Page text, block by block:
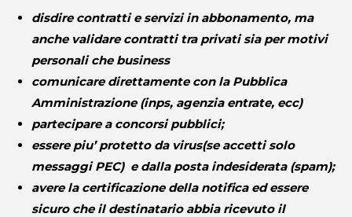
disdire contratti e servizi in abbonamento, ma
anche validare contratti tra privati sia per motivi
personali che business
comunicare direttamente con la Pubblica
Amministrazione (inps, agenzia entrate, ecc)
partecipare a concorsi pubblici;
essere piu’ protetto da virus(se accetti solo
messaggi PEC) e dalla posta indesiderata (spam);
avere la certificazione della notifica ed essere
sicuro che il destinatario abbia ricevuto il